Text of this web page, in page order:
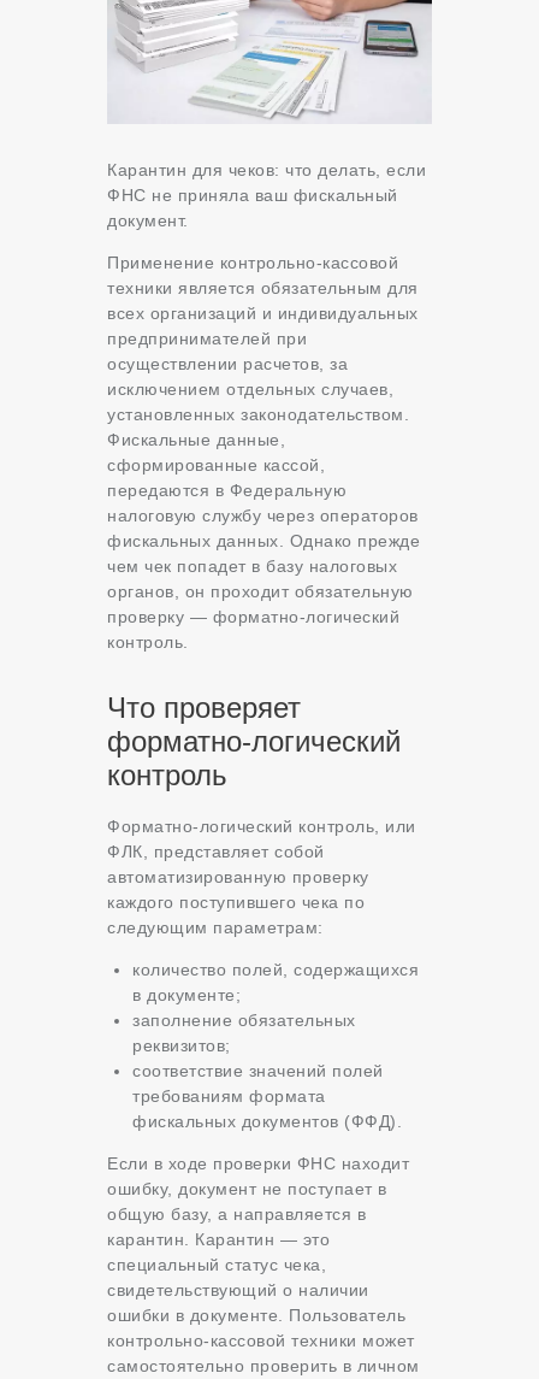
Карантин для чеков: что делать, если
ФНС не приняла ваш фискальный
документ.
Применение контрольно-кассовой
техники является обязательным для
всех организаций и индивидуальных
предпринимателей при
осуществлении расчетов, за
исключением отдельных случаев,
установленных законодательством.
Фискальные данные,
сформированные кассой,
передаются в Федеральную
налоговую службу через операторов
фискальных данных. Однако прежде
чем чек попадет в базу налоговых
органов, он проходит обязательную
проверку — форматно-логический
контроль.
Что проверяет
форматно-логический
контроль
Форматно-логический контроль, или
ФЛК, представляет собой
автоматизированную проверку
каждого поступившего чека по
следующим параметрам:
количество полей, содержащихся
в документе;
заполнение обязательных
реквизитов;
соответствие значений полей
требованиям формата
фискальных документов (ФФД).
Если в ходе проверки ФНС находит
ошибку, документ не поступает в
общую базу, а направляется в
карантин. Карантин — это
специальный статус чека,
свидетельствующий о наличии
ошибки в документе. Пользователь
контрольно-кассовой техники может
самостоятельно проверить в личном